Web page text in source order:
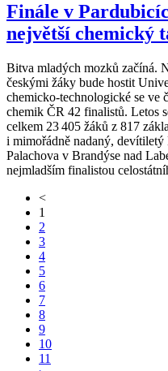
Finále v
největší chemický
Bitva mladých mozků začíná.
českými žáky bude hostit
chemicko-technologické se ve
chemik ČR 42 finalistů. Letos
celkem 23 405 žáků z 817
i mimořádně nadaný,
Palachova v Brandýse nad
nejmladším finalistou
<
1
2
3
4
5
6
7
8
9
10
11